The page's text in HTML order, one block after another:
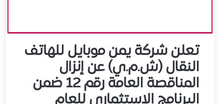
تعلن شركة يمن موبايل للهاتف
النقال (ش.م.ي) عن إنزال
المناقصة العامة رقم 12 ضمن
البرنامج الاستثماري للعام